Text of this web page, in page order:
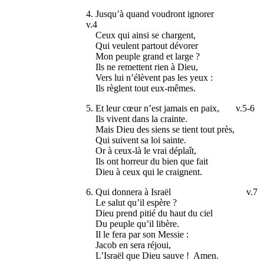
4. Jusqu’à quand voudront ignorer
v.4
Ceux qui ainsi se chargent,
Qui veulent partout dévorer
Mon peuple grand et large ?
Ils ne remettent rien à Dieu,
Vers lui n’élèvent pas les yeux :
Ils règlent tout eux-mêmes.
5. Et leur cœur n’est jamais en paix, v.5-6
Ils vivent dans la crainte.
Mais Dieu des siens se tient tout près,
Qui suivent sa loi sainte.
Or à ceux-là le vrai déplaît,
Ils ont horreur du bien que fait
Dieu à ceux qui le craignent.
6. Qui donnera à Israël v.7
Le salut qu’il espère ?
Dieu prend pitié du haut du ciel
Du peuple qu’il libère.
Il le fera par son Messie :
Jacob en sera réjoui,
L’Israël que Dieu sauve ! Amen.